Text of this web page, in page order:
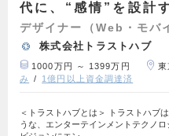
代に、“感情”を設計
デザイナー（Web・モバ
株式会社トラストハブ
1000万円 ～ 1399万円 東
み
1億円以上資金調達済
＜トラストハブとは＞ トラストハブ
うな、エンターテインメントテクノ